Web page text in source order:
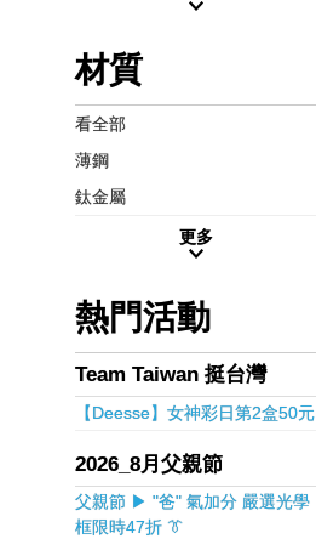
材質
看全部
薄鋼
鈦金屬
更多
熱門活動
Team Taiwan 挺台灣
【Deesse】女神彩日第2盒50元
2026_8月父親節
父親節 ▶ "爸" 氣加分 嚴選光學
框限時47折 👔